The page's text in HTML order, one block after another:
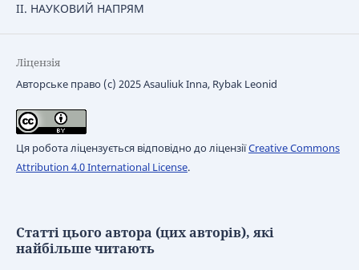
IІ. НАУКОВИЙ НАПРЯМ
Ліцензія
Авторське право (c) 2025 Asauliuk Inna, Rybak Leonid
Ця робота ліцензується відповідно до ліцензіїCreative Commons
Attribution 4.0 International License.
Статті цього автора (цих авторів), які
найбільше читають